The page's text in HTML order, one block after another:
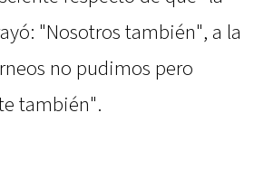
"Nosotros también", a la
no pudimos pero
también".